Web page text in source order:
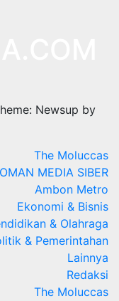
Newsup by
The Moluccas
MEDIA SIBER
Ambon Metro
Ekonomi & Bisnis
& Olahraga
& Pemerintahan
Lainnya
Redaksi
The Moluccas